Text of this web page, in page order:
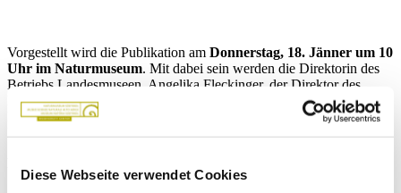
Diese Webseite verwendet Cookies
Vorgestellt wird die Publikation am Donnerstag, 18. Jänner um 10
Uhr im Naturmuseum. Mit dabei sein werden die Direktorin des
Betriebs Landesmuseen, Angelika Fleckinger, der Direktor des
Naturmuseums David Gruber, der Verleger des Folio Verlags,
Hermann Gummerer, die AutorInnen Thomas Wilhalm, Angelika